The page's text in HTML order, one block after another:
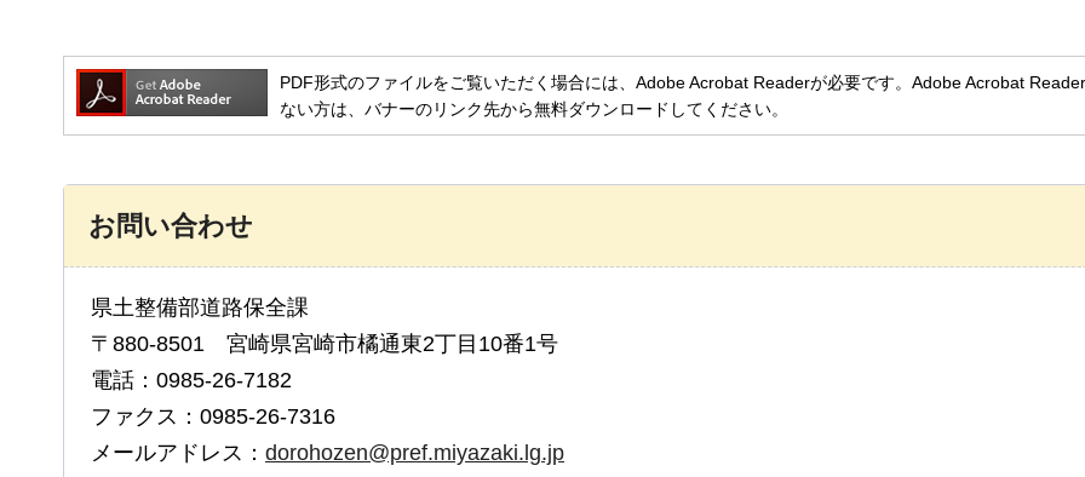
PDF形式のファイルをご覧いただく場合には、Adobe Acrobat Readerが必要です。Adobe Acrobat
ない方は、バナーのリンク先から無料ダウンロードしてください。
お問い合わせ
県土整備部道路保全課
〒880-8501 宮崎県宮崎市橘通東2丁目10番1号
電話：0985-26-7182
ファクス：0985-26-7316
メールアドレス： dorohozen@pref.miyazaki.lg.jp